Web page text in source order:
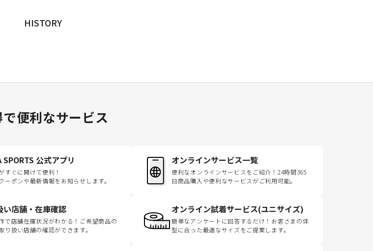
HISTORY
で便利なサービス
SPORTS 公式アプリ
すぐに開けて便利！
ーポンや最新情報をお知らせします。
オンラインサービス一覧
便利なオンラインサービスをご紹介！24時間365
日商品購入や便利なサービスがご利用可能。
い店舗・在庫確認
で店舗在庫状況がわかる！ご希望商品の
り扱い店舗の確認ができます。
オンライン試着サービス(ユニサイズ)
簡単なアンケートに回答するだけ！お客さまの体
型に合った最適なサイズをご提案します。